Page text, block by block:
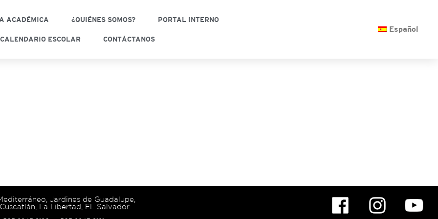
ACADÉMICA ¿QUIÉNES SOMOS? PORTAL INTERNO
CALENDARIO ESCOLAR CONTÁCTANOS
Español
Jardines de Guadalupe,
La Libertad, EL Salvador.